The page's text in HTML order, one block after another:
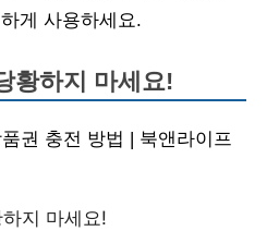
게 사용하세요.
황하지 마세요!
권 충전 방법 | 북앤라이프
지 마세요!